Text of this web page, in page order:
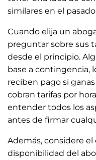
similares en el
Cuando elija un
preguntar sobre sus
desde el principio.
base a contingencia,
reciben pago si
cobran tarifas por
entender todos los
antes de firmar
Además, considere
disponibilidad del